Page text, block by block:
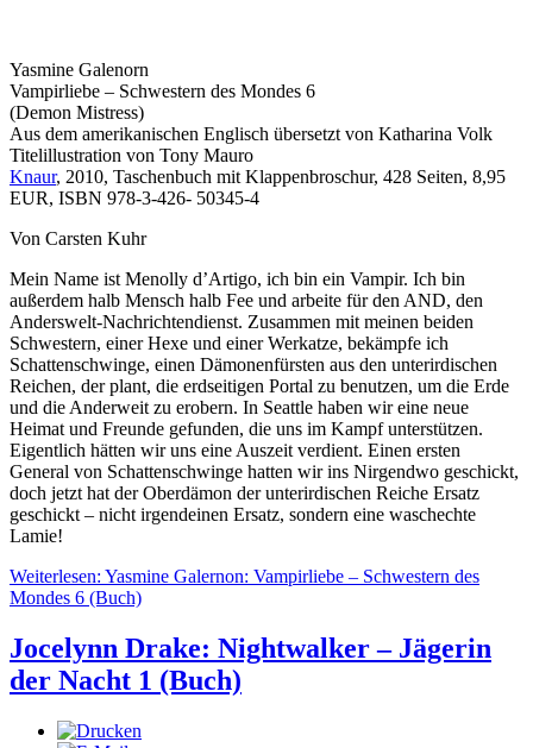
Yasmine Galenorn
Vampirliebe – Schwestern des Mondes 6
(Demon Mistress)
Aus dem amerikanischen Englisch übersetzt von Katharina Volk
Titelillustration von Tony Mauro
Knaur, 2010, Taschenbuch mit Klappenbroschur, 428 Seiten, 8,95
EUR, ISBN 978-3-426- 50345-4
Von Carsten Kuhr
Mein Name ist Menolly d’Artigo, ich bin ein Vampir. Ich bin
außerdem halb Mensch halb Fee und arbeite für den AND, den
Anderswelt-Nachrichtendienst. Zusammen mit meinen beiden
Schwestern, einer Hexe und einer Werkatze, bekämpfe ich
Schattenschwinge, einen Dämonenfürsten aus den unterirdischen
Reichen, der plant, die erdseitigen Portal zu benutzen, um die Erde
und die Anderweit zu erobern. In Seattle haben wir eine neue
Heimat und Freunde gefunden, die uns im Kampf unterstützen.
Eigentlich hätten wir uns eine Auszeit verdient. Einen ersten
General von Schattenschwinge hatten wir ins Nirgendwo geschickt,
doch jetzt hat der Oberdämon der unterirdischen Reiche Ersatz
geschickt – nicht irgendeinen Ersatz, sondern eine waschechte
Lamie!
Weiterlesen: Yasmine Galernon: Vampirliebe – Schwestern des
Mondes 6 (Buch)
Jocelynn Drake: Nightwalker – Jägerin
der Nacht 1 (Buch)